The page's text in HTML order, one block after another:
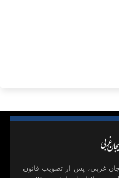
غربی، پس از تصويب قانون